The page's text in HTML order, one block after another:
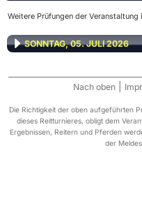
Weitere Prüfungen der
SONNTAG, 05. JULI 2026
Nach oben
Die Richtigkeit der oben aufgeführten
dieses Reitturnieres, obligt dem
Ergebnissen, Reitern und Pferden
der